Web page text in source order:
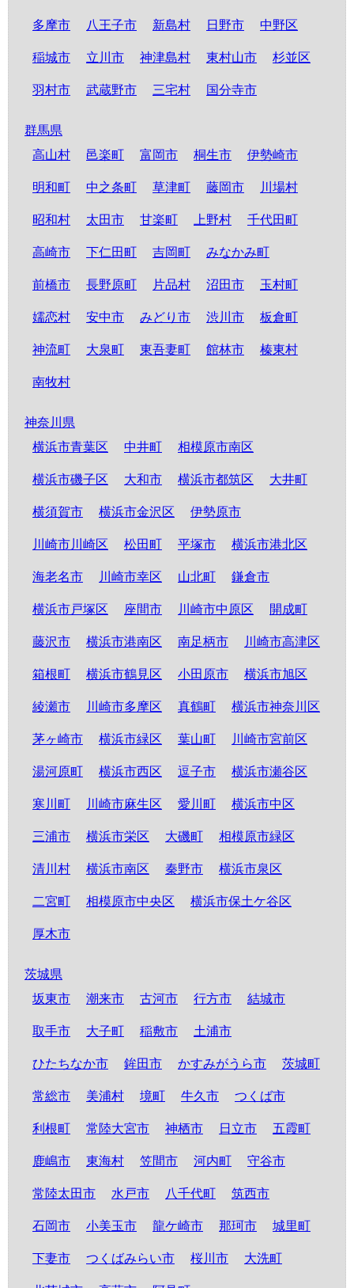
多摩市 八王子市 新島村 日野市 中野区
稲城市 立川市 神津島村 東村山市 杉並区
羽村市 武蔵野市 三宅村 国分寺市
群馬県
高山村
邑楽町 富岡市 桐生市 伊勢崎市
明和町 中之条町 草津町 藤岡市 川場村
昭和村 太田市 甘楽町 上野村 千代田町
高崎市 下仁田町 吉岡町 みなかみ町
前橋市 長野原町 片品村 沼田市 玉村町
嬬恋村 安中市 みどり市 渋川市 板倉町
神流町 大泉町 東吾妻町 館林市 榛東村
南牧村
神奈川県
横浜市青葉区
中井町 相模原市南区
横浜市磯子区 大和市 横浜市都筑区 大井町
横須賀市 横浜市金沢区 伊勢原市
川崎市川崎区 松田町 平塚市 横浜市港北区
海老名市 川崎市幸区 山北町 鎌倉市
横浜市戸塚区 座間市 川崎市中原区 開成町
藤沢市 横浜市港南区 南足柄市 川崎市高津区
箱根町 横浜市鶴見区 小田原市 横浜市旭区
綾瀬市 川崎市多摩区 真鶴町 横浜市神奈川区
茅ヶ崎市 横浜市緑区 葉山町 川崎市宮前区
湯河原町 横浜市西区 逗子市 横浜市瀬谷区
寒川町 川崎市麻生区 愛川町 横浜市中区
三浦市 横浜市栄区 大磯町 相模原市緑区
清川村 横浜市南区 秦野市 横浜市泉区
二宮町 相模原市中央区 横浜市保土ケ谷区
厚木市
茨城県
坂東市
潮来市 古河市 行方市 結城市
取手市 大子町 稲敷市 土浦市
ひたちなか市 鉾田市 かすみがうら市 茨城町
常総市 美浦村 境町 牛久市 つくば市
利根町 常陸大宮市 神栖市 日立市 五霞町
鹿嶋市 東海村 笠間市 河内町 守谷市
常陸太田市 水戸市 八千代町 筑西市
石岡市 小美玉市 龍ケ崎市 那珂市 城里町
下妻市 つくばみらい市 桜川市 大洗町